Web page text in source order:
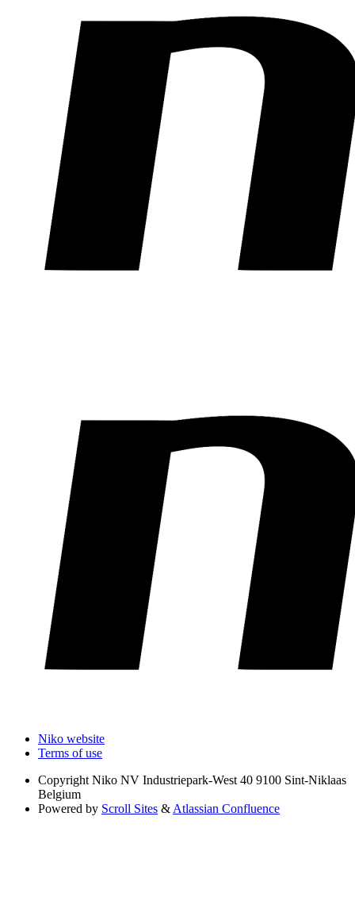
Niko website
Terms of use
Copyright Niko NV Industriepark-West 40 9100 Sint-Niklaas
Belgium
Powered by Scroll Sites & Atlassian Confluence